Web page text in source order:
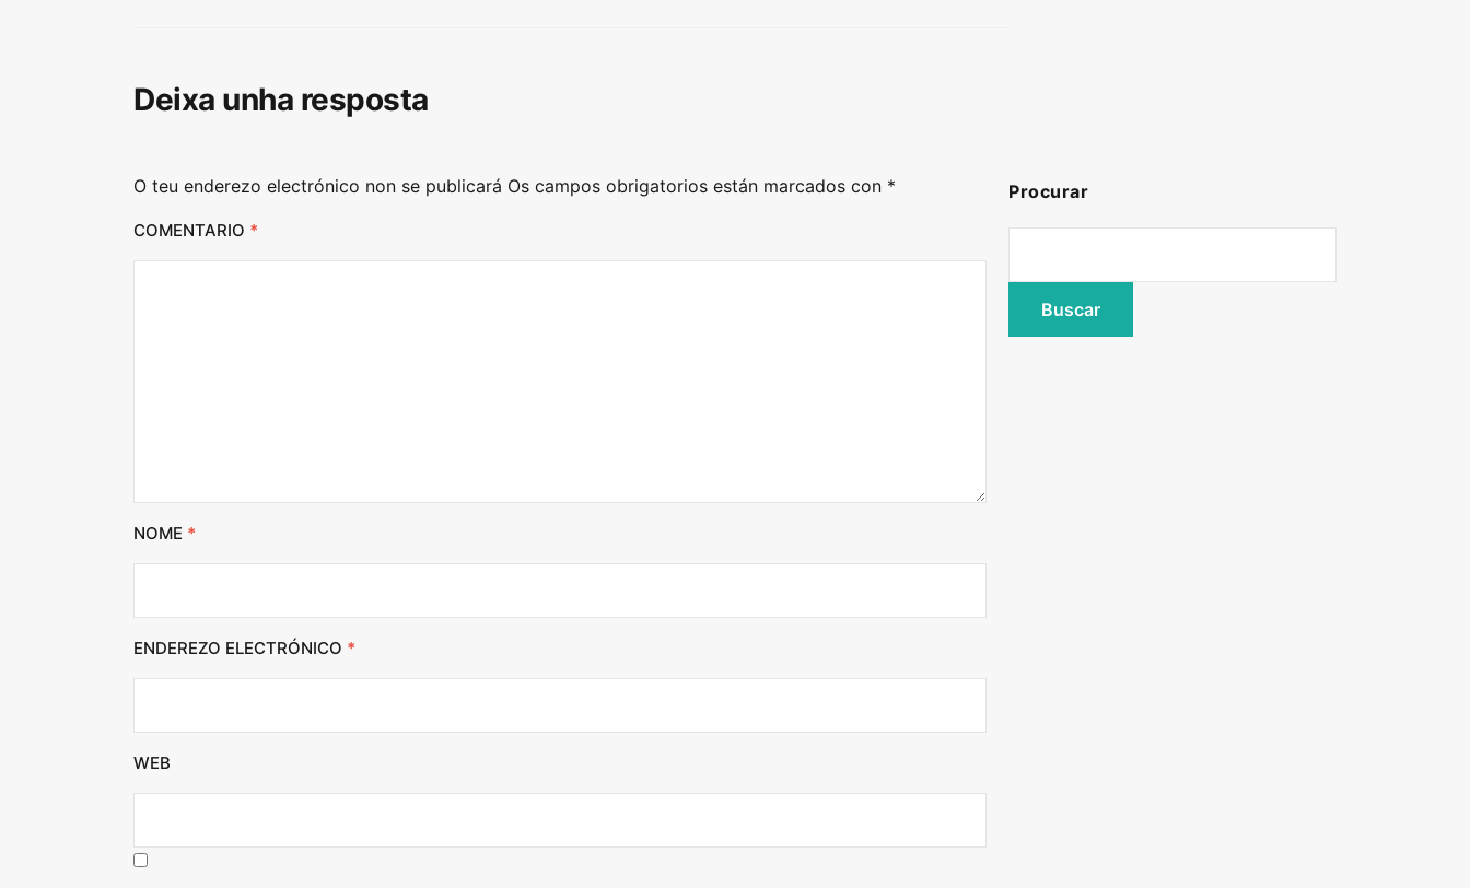
Deixa unha resposta
O teu enderezo electrónico non se publicará Os campos obrigatorios están marcados con *
COMENTARIO *
NOME *
ENDEREZO ELECTRÓNICO *
WEB
Procurar